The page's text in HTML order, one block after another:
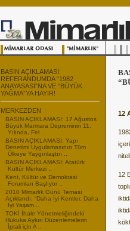
BASIN AÇIKLAMASI:
REFERANDUMDA “1982
ANAYASASI”NA VE “BÜYÜK
YAĞMA”YA HAYIR!
MERKEZDEN
BASIN AÇIKLAMASI: 17 Ağustos
Büyük Marmara Depreminin 11.
Yılında, Fel ..
BASIN AÇIKLAMASI: Yapı
Denetimi Uygulamasının Tüm
Ülkeye Yaygınlaştırı ..
BASIN AÇIKLAMASI: Atatürk
Kültür Merkezi ..
Kent, Kültür ve Demokrasi
Forumları Başlıyor ..
2010 Mimarlık Günü Teması
Açıklandı: “Daha İyi Kentler, Daha
İyi Yaşam ..
TOKİ İhale Yönetmeliğindeki
Hukuka Aykırı Düzenlemelerin
İptali için A ..
12
12